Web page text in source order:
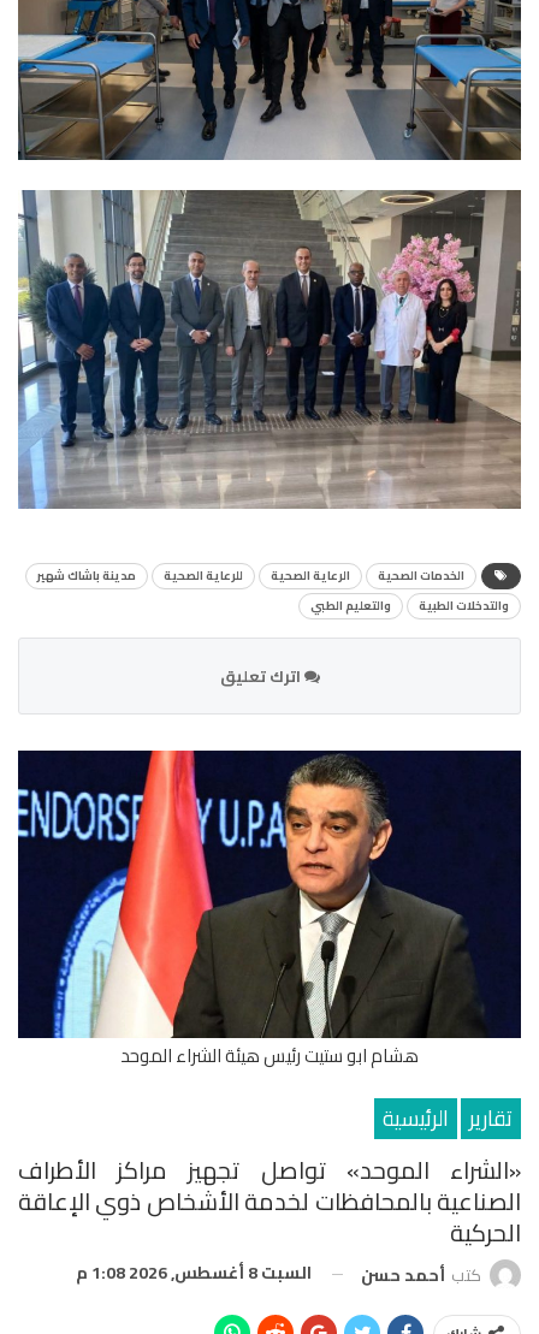
الخدمات الصحية الرعاية الصحية للرعاية الصحية
مدينة باشاك شهير
والتدخلات الطبية
والتعليم الطبي
اترك تعليق
هشام ابو ستيت رئيس هيئة الشراء الموحد
تقارير الرئيسية
«الشراء الموحد» تواصل تجهيز مراكز الأطراف
الصناعية بالمحافظات لخدمة الأشخاص ذوي الإعاقة
الحركية
كتب أحمد حسن السبت 8 أغسطس, 2026 1:08 م